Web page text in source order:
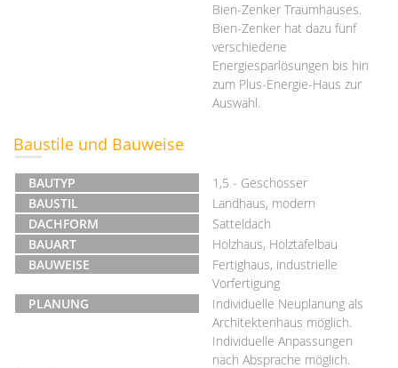
Bien-Zenker Traumhauses.
Bien-Zenker hat dazu fünf
verschiedene
Energiesparlösungen bis hin
zum Plus-Energie-Haus zur
Auswahl.
Baustile und Bauweise
BAUTYP
1,5 - Geschosser
BAUSTIL
Landhaus, modern
DACHFORM
Satteldach
BAUART
Holzhaus, Holztafelbau
BAUWEISE
Fertighaus, industrielle
Vorfertigung
PLANUNG
Individuelle Neuplanung als
Architektenhaus möglich.
Individuelle Anpassungen
nach Absprache möglich.